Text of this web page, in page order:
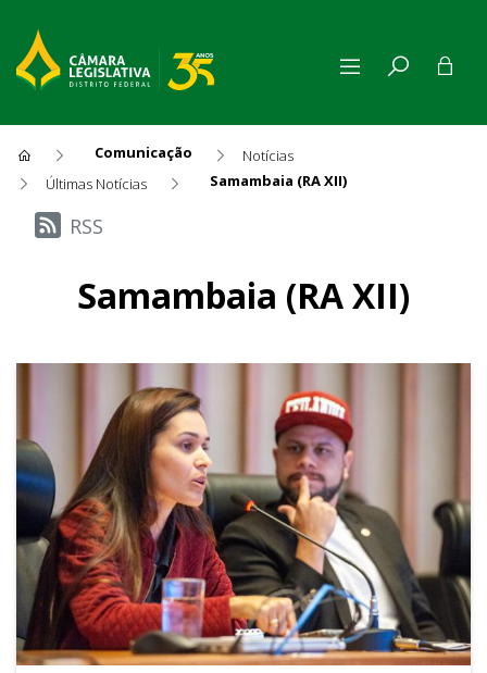
Comunicação
Notícias
Últimas Notícias
Samambaia (RA XII)
Últimas Notícias
RSS
Samambaia (RA XII)